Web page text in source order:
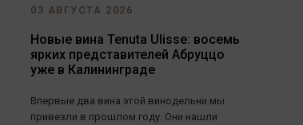
03 АВГУСТА 2026
Новые вина Tenuta Ulisse: восемь
ярких представителей Абруццо
уже в Калининграде
Впервые два вина этой винодельни мы
привезли в прошлом году. Они нашли